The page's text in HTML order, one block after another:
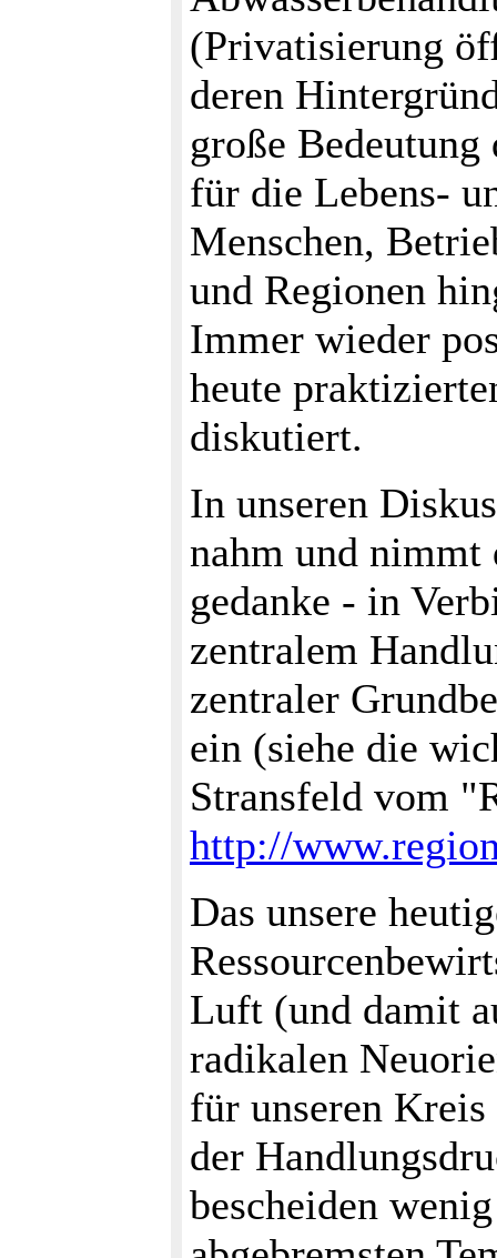
(Privatisierung
deren
große Bedeutung
für die Lebens-
Menschen,
und Regionen
Immer wieder
heute
diskutiert.
In unseren
nahm und
gedanke - in
zentralem
zentraler
ein (siehe die
Stransfeld vom
http://
Das unsere
Luft (und damit
radikalen
für unseren
der
bescheiden